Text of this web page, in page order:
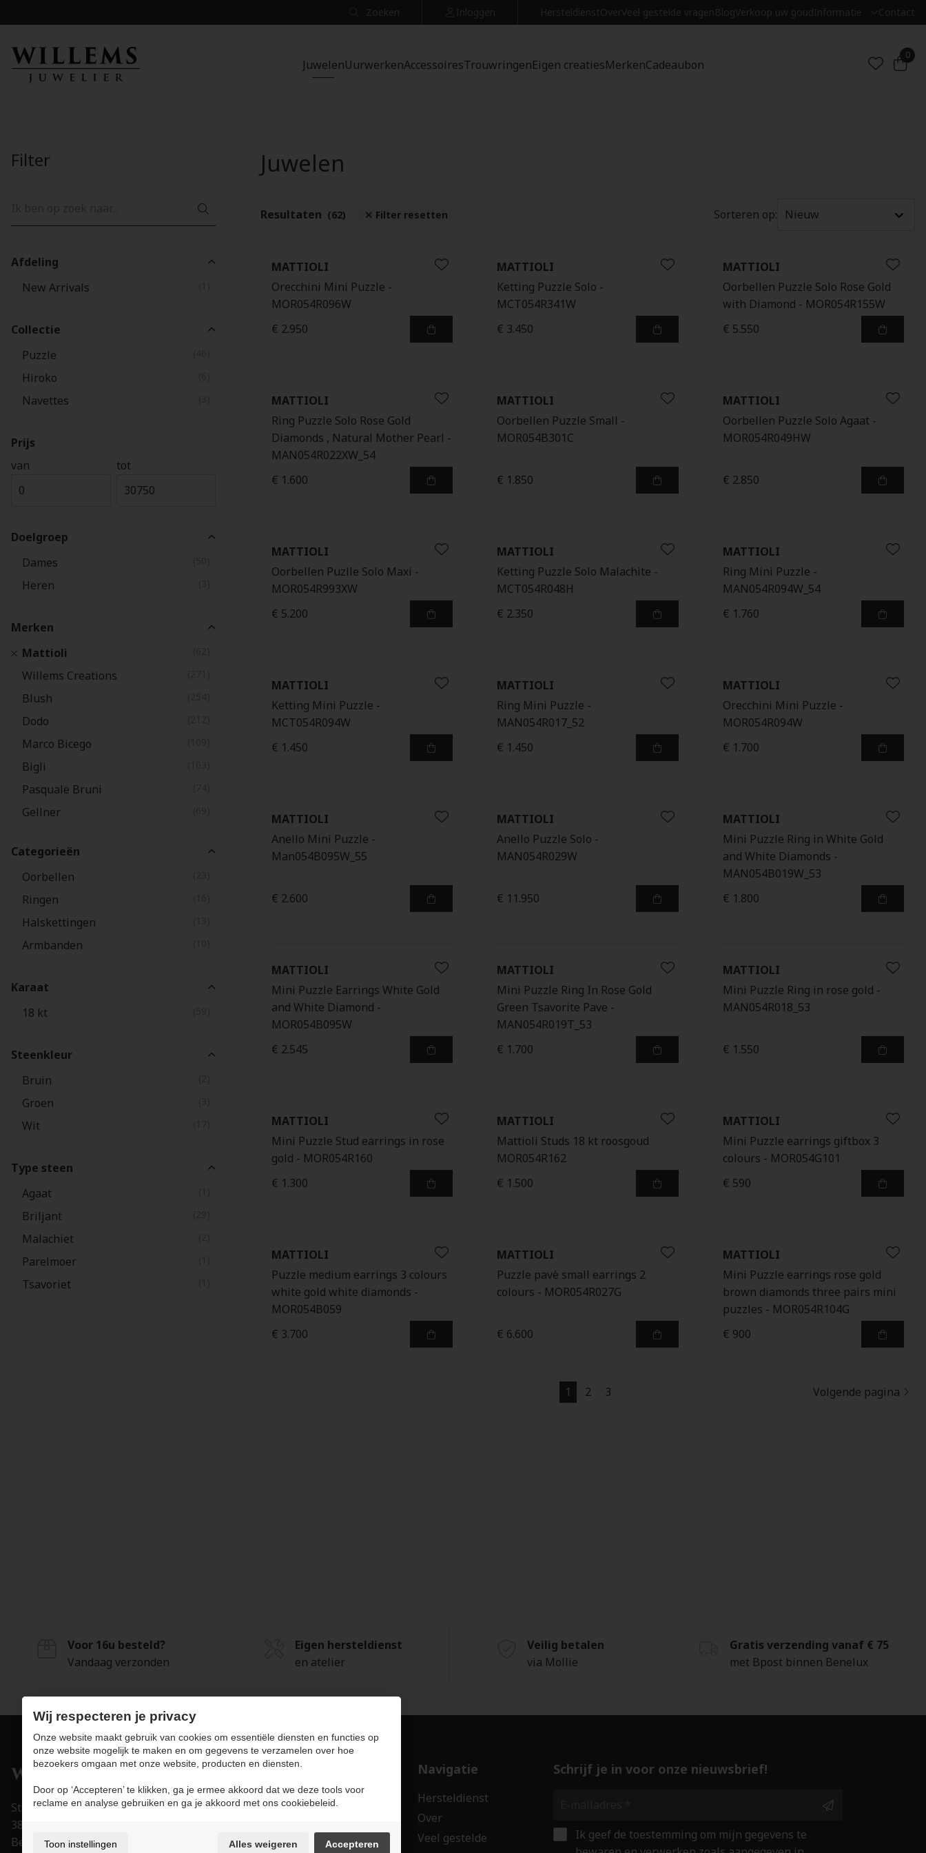
Zoeken Inloggen HersteldienstOverVeel gestelde vragenBlogVerkoop uw goudInformatie Contact
JuwelenUurwerkenAccessoiresTrouwringenEigen creatiesMerkenCadeaubon
0
Filter
Afdeling
New Arrivals
Collectie
Puzzle
Hiroko
Navettes
Prijs
van
tot
Doelgroep
Dames
Heren
Merken
Mattioli
Willems Creations
Blush
Dodo
Marco Bicego
Bigli
Pasquale Bruni
Gellner
Annamaria Cammilli (56)
TitanFactory
Fope
Aucielle
Jaibor
Montblanc (9)
Festina
Categorieën
Oorbellen
Ringen
Halskettingen
Armbanden
Karaat
18 kt
Steenkleur
Bruin
Groen
Wit
Type steen
Agaat
Briljant
Malachiet
Parelmoer
Tsavoriet
Juwelen
Resultaten (62) Filter resetten Sorteren op:
MATTIOLI
Orecchini Mini Puzzle -
MOR054R096W
€ 2.950
MATTIOLI
Ketting Puzzle Solo -
MCT054R341W
€ 3.450
MATTIOLI
Oorbellen Puzzle Solo Rose Gold
with Diamond - MOR054R155W
€ 5.550
MATTIOLI
Ring Puzzle Solo Rose Gold
Diamonds , Natural Mother Pearl -
MAN054R022XW_54
€ 1.600
MATTIOLI
Oorbellen Puzzle Small -
MOR054B301C
€ 1.850
MATTIOLI
Oorbellen Puzzle Solo Agaat -
MOR054R049HW
€ 2.850
MATTIOLI
Oorbellen Puzlle Solo Maxi -
MOR054R993XW
€ 5.200
MATTIOLI
Ketting Puzzle Solo Malachite -
MCT054R048H
€ 2.350
MATTIOLI
Ring Mini Puzzle -
MAN054R094W_54
€ 1.760
MATTIOLI
Ketting Mini Puzzle -
MCT054R094W
€ 1.450
MATTIOLI
Ring Mini Puzzle -
MAN054R017_52
€ 1.450
MATTIOLI
Orecchini Mini Puzzle -
MOR054R094W
€ 1.700
MATTIOLI
Anello Mini Puzzle -
Man054B095W_55
€ 2.600
MATTIOLI
Anello Puzzle Solo -
MAN054R029W
€ 11.950
MATTIOLI
Mini Puzzle Ring in White Gold
and White Diamonds -
MAN054B019W_53
€ 1.800
MATTIOLI
Mini Puzzle Earrings White Gold
and White Diamond -
MOR054B095W
€ 2.545
MATTIOLI
Mini Puzzle Ring In Rose Gold
Green Tsavorite Pave -
MAN054R019T_53
€ 1.700
MATTIOLI
Mini Puzzle Ring in rose gold -
MAN054R018_53
€ 1.550
MATTIOLI
Mini Puzzle Stud earrings in rose
gold - MOR054R160
€ 1.300
MATTIOLI
Mattioli Studs 18 kt roosgoud
MOR054R162
€ 1.500
MATTIOLI
Mini Puzzle earrings giftbox 3
colours - MOR054G101
€ 590
MATTIOLI
Puzzle medium earrings 3 colours
white gold white diamonds -
MOR054B059
€ 3.700
MATTIOLI
Puzzle pavè small earrings 2
colours - MOR054R027G
€ 6.600
MATTIOLI
Mini Puzzle earrings rose gold
brown diamonds three pairs mini
puzzles - MOR054R104G
€ 900
1 2 3 Volgende pagina
Voor 16u besteld?
Vandaag verzonden
Eigen hersteldienst
en atelier
Veilig betalen
via Mollie
Gratis verzending vanaf € 75
met Bpost binnen Benelux
Stapelstraat 15-17
3800 Sint-Truiden
België
Producten
Juwelen
Accessoires
Navigatie
Hersteldienst
Over
Veel gestelde
Schrijf je in voor onze nieuwsbrief!
Ik geef de toestemming om mijn gegevens te
Wij respecteren je privacy
Onze website maakt gebruik van cookies om essentiële diensten en functies op
onze website mogelijk te maken en om gegevens te verzamelen over hoe
bezoekers omgaan met onze website, producten en diensten.
Door op ‘Accepteren’ te klikken, ga je ermee akkoord dat we deze tools voor
reclame en analyse gebruiken en ga je akkoord met ons cookiebeleid.
Toon instellingen Alles weigeren Accepteren